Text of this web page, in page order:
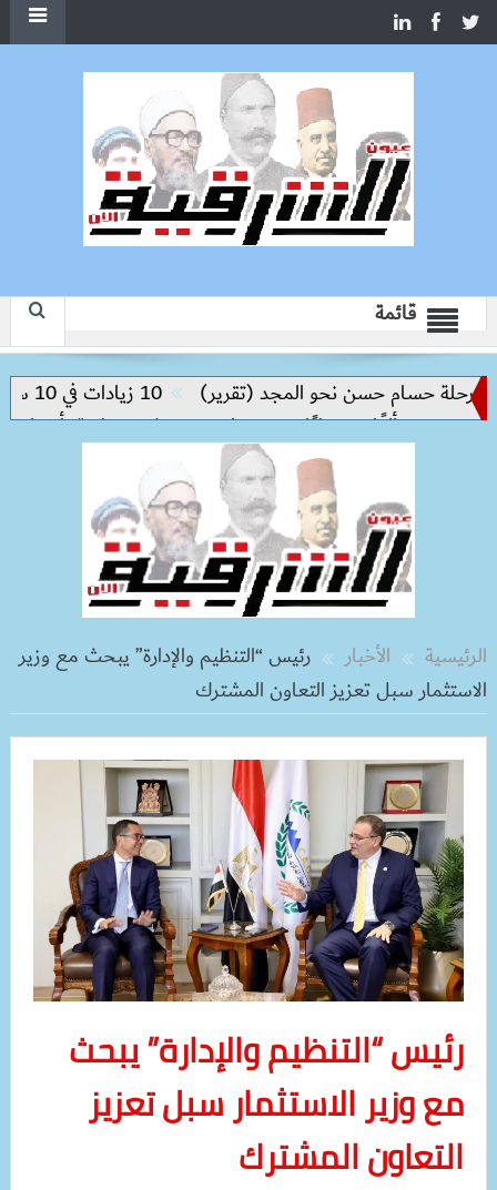
قائمة
حسام حسن نحو المجد (تقرير)
10 زيادات في 10 سنوات.. هل حان الوقت لرفع دعم البنزين نهائيا؟
حملات بيطرية بأسوان
الرئيسية الأخبار
رئيس “التنظيم والإدارة” يبحث مع وزير
الاستثمار سبل تعزيز التعاون المشترك
رئيس “التنظيم والإدارة” يبحث
مع وزير الاستثمار سبل تعزيز
التعاون المشترك